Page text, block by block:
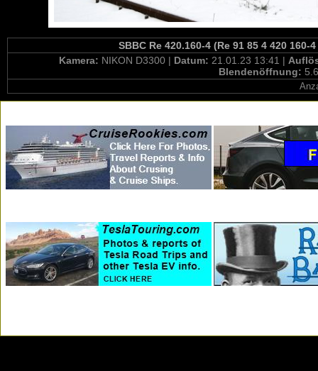
SBBC Re 420.160-4 (Re 91 85 4 420 160-
Kamera: NIKON D3300 | Datum: 21.01.23 13:41 |
Blendenöffnung: